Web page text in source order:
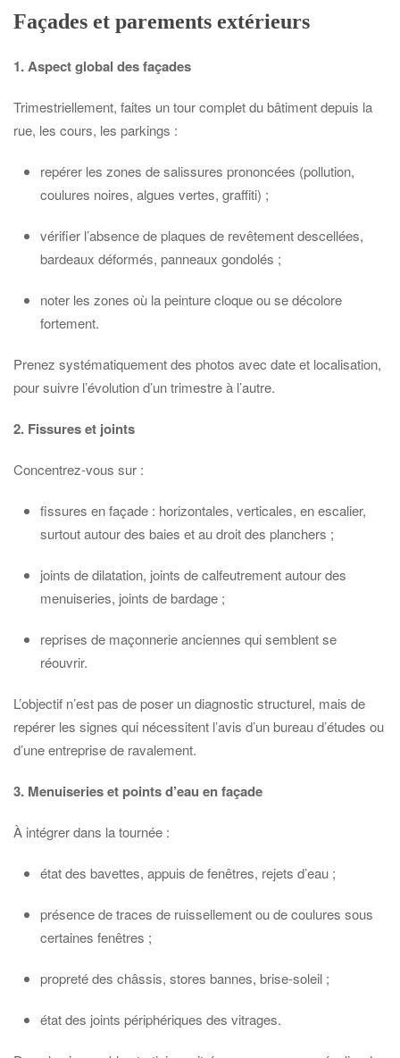
Façades et parements extérieurs
1. Aspect global des façades
Trimestriellement, faites un tour complet du bâtiment depuis la
rue, les cours, les parkings :
repérer les zones de salissures prononcées (pollution,
coulures noires, algues vertes, graffiti) ;
vérifier l’absence de plaques de revêtement descellées,
bardeaux déformés, panneaux gondolés ;
noter les zones où la peinture cloque ou se décolore
fortement.
Prenez systématiquement des photos avec date et localisation,
pour suivre l’évolution d’un trimestre à l’autre.
2. Fissures et joints
Concentrez-vous sur :
fissures en façade : horizontales, verticales, en escalier,
surtout autour des baies et au droit des planchers ;
joints de dilatation, joints de calfeutrement autour des
menuiseries, joints de bardage ;
reprises de maçonnerie anciennes qui semblent se
réouvrir.
L’objectif n’est pas de poser un diagnostic structurel, mais de
repérer les signes qui nécessitent l’avis d’un bureau d’études ou
d’une entreprise de ravalement.
3. Menuiseries et points d’eau en façade
À intégrer dans la tournée :
état des bavettes, appuis de fenêtres, rejets d’eau ;
présence de traces de ruissellement ou de coulures sous
certaines fenêtres ;
propreté des châssis, stores bannes, brise-soleil ;
état des joints périphériques des vitrages.